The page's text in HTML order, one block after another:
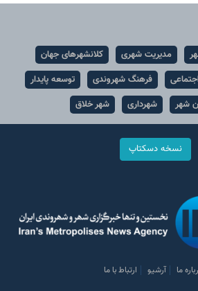
مدیریت شهری
کلانشهرهای جهان
فرهنگ شهروندی
توسعه پایدار
شهر شهرداری شهر خلاق
نسخه دسکتاپ
ما آرشیو ارتباط با ما